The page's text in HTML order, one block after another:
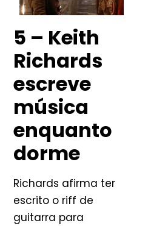
5 – Keith
Richards
escreve
música
enquanto
dorme
Richards afirma ter
escrito o riff de
guitarra para